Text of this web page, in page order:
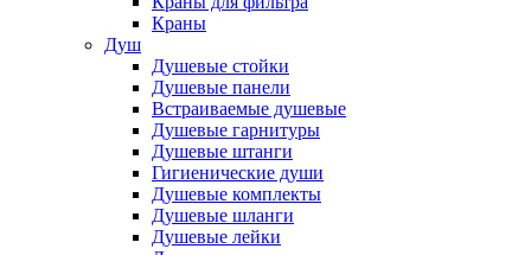
Краны
Душ
Душевые стойки
Душевые панели
Встраиваемые душевые
Душевые гарнитуры
Душевые штанги
Гигиенические души
Душевые комплекты
Душевые шланги
Душевые лейки